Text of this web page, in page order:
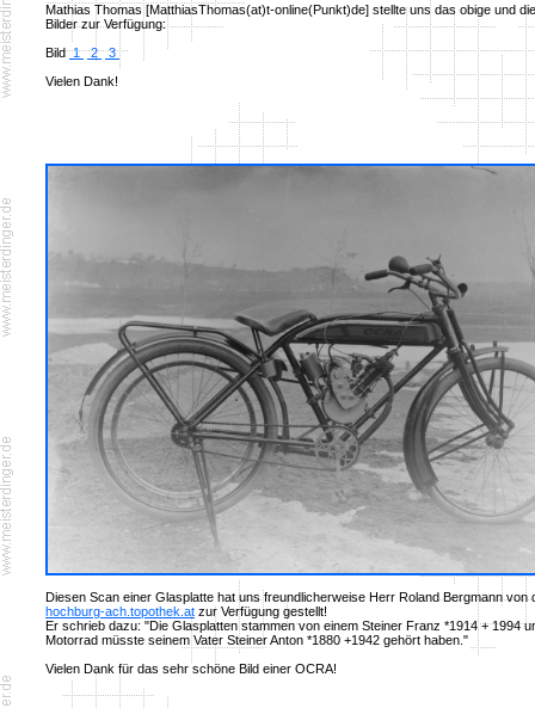
Mathias Thomas [MatthiasThomas(at)t-online(Punkt)de] stellte uns das obige und
Bilder zur Verfügung:
Bild1 2 3
Vielen Dank!
Diesen Scan einer Glasplatte hat uns freundlicherweise Herr Roland Bergmann von
hochburg-ach.topothek.at zur Verfügung gestellt!
Er schrieb dazu: "Die Glasplatten stammen von einem Steiner Franz *1914 + 1994
Motorrad müsste seinem Vater Steiner Anton *1880 +1942 gehört haben."
Vielen Dank für das sehr schöne Bild einer OCRA!